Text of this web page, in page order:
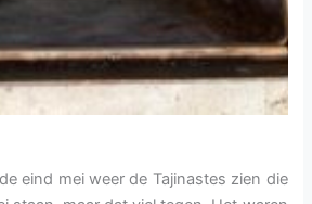
eind mei weer de Tajinastes zien die